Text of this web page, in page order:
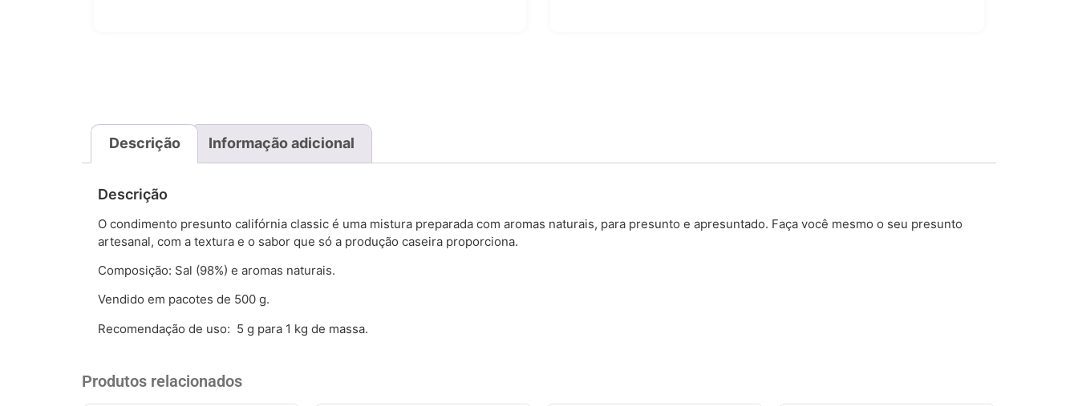
Descrição Informação adicional
Descrição
O condimento presunto califórnia classic é uma mistura preparada com aromas naturais, para presunto e apresuntado. Faça você mesmo o seu presunto
artesanal, com a textura e o sabor que só a produção caseira proporciona.
Composição: Sal (98%) e aromas naturais.
Vendido em pacotes de 500 g.
Recomendação de uso: 5 g para 1 kg de massa.
Produtos relacionados